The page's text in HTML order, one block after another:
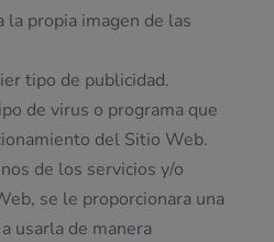
la propia imagen de las
tipo de publicidad.
de virus o programa que
del Sitio Web.
de los servicios y/o
se le proporcionara una
usarla de manera